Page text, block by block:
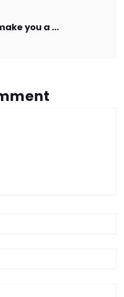
Could this box make you a better driver?